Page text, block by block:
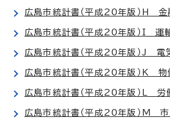
広島市統計書（平成20年版）H 金
広島市統計書（平成20年版）I 運
広島市統計書（平成20年版）J 電
広島市統計書（平成20年版）K 物
広島市統計書（平成20年版）L 労
広島市統計書（平成20年版）M